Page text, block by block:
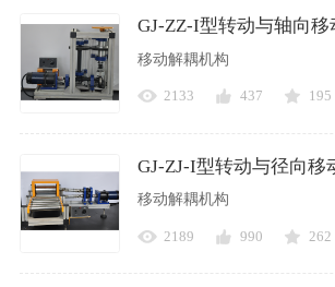
GJ-ZZ-I型转动与轴向移
移动解耦机构
2133 437 195
GJ-ZJ-I型转动与径向移
移动解耦机构
2189 990 262